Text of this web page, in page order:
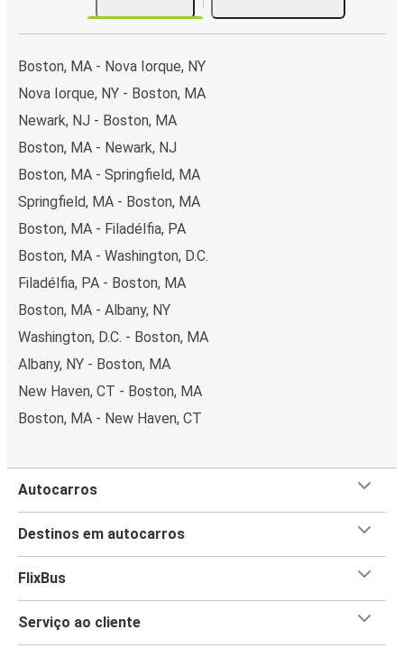
Boston, MA - Nova Iorque, NY
Nova Iorque, NY - Boston, MA
Newark, NJ - Boston, MA
Boston, MA - Newark, NJ
Boston, MA - Springfield, MA
Springfield, MA - Boston, MA
Boston, MA - Filadélfia, PA
Boston, MA - Washington, D.C.
Filadélfia, PA - Boston, MA
Boston, MA - Albany, NY
Washington, D.C. - Boston, MA
Albany, NY - Boston, MA
New Haven, CT - Boston, MA
Boston, MA - New Haven, CT
Autocarros
Destinos em autocarros
FlixBus
Serviço ao cliente